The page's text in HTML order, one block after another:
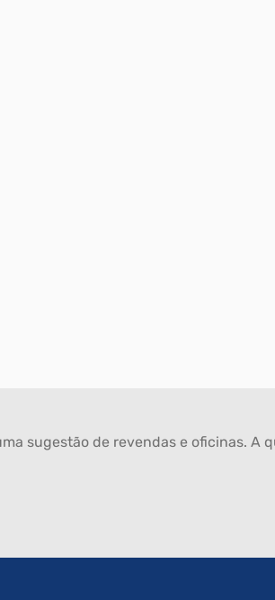
sugestão de revendas e oficinas.